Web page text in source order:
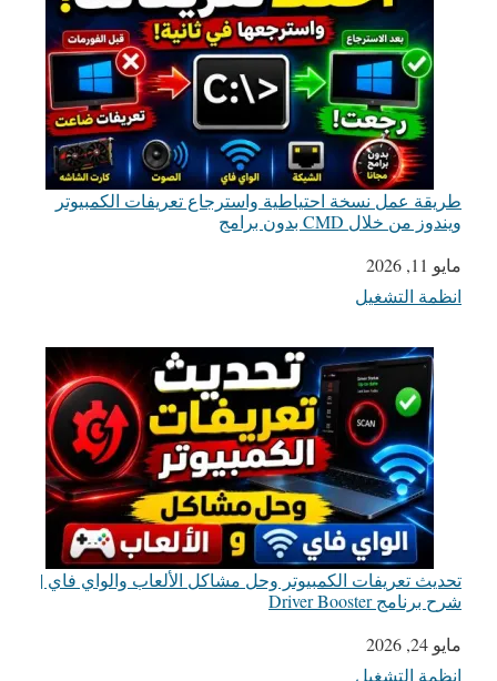
طريقة عمل نسخة احتياطية واسترجاع تعريفات الكمبيوتر
ويندوز من خلال CMD بدون برامج
التاريخ
مايو 11, 2026
في ما يتعلق بما يأتي
انظمة التشغيل
تحديث تعريفات الكمبيوتر وحل مشاكل الألعاب والواي فاي |
شرح برنامج Driver Booster
التاريخ
مايو 24, 2026
في ما يتعلق بما يأتي
انظمة التشغيل